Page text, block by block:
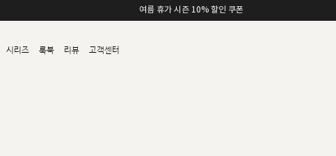
여름 휴가 시즌 10% 할인 쿠폰
시리즈 룩북 리뷰 고객센터